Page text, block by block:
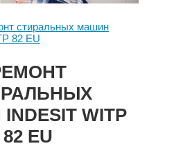
стиральных машин
82 EU
WITP
82 EU